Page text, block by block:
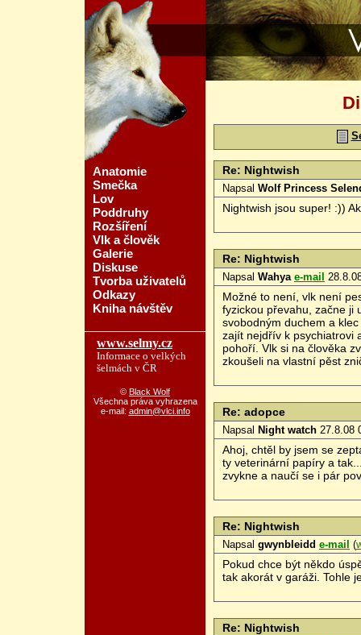
Vlčí svět -
Anatomie
Smečka
Lov
Poddruhy
Rozšíření
Vlk a člověk
Galerie
Diskuse
Tvorba uživatelů
Odkazy
Kniha návštěv
www.selmy.cz
Informace o velkých
šelmách v ČR
© Black Wolf
Všechna práva vyhrazena
e-mail: admin@vlci.info
Re: Nightwish
Napsal Wolf Princess
Nightwish jsou super! :))
Re: Nightwish
Napsal Wahya e-mail
Možné to není, vlk není
fyzickou převahu, začne ji
svobodným duchem a
zajít nejdřív k psychiatrovi
pohoří. Vlk si na člověka
zkoušeli na vlastní pěst
Re: adopce
Napsal Night watch 27.8.08
Ahoj, chtěl by jsem se
ty veterinární papíry a
zvykne a naučí se i pár
Re: Nightwish
Napsal gwynbleidd e-mail (
Pokud chce být někdo
tak akorát v garáži. Tohle
Re: Nightwish